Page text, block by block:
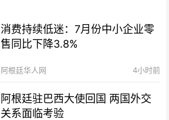
消费持续低迷：7月份中小企业零
售同比下降3.8%
阿根廷华人网 4小时前
阿根廷驻巴西大使回国 两国外交
关系面临考验